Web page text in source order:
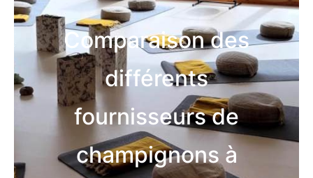
Comparaison des
différents
fournisseurs de
champignons à